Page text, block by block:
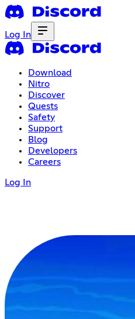
Log In
Download
Nitro
Discover
Quests
Safety
Support
Blog
Developers
Careers
Log In